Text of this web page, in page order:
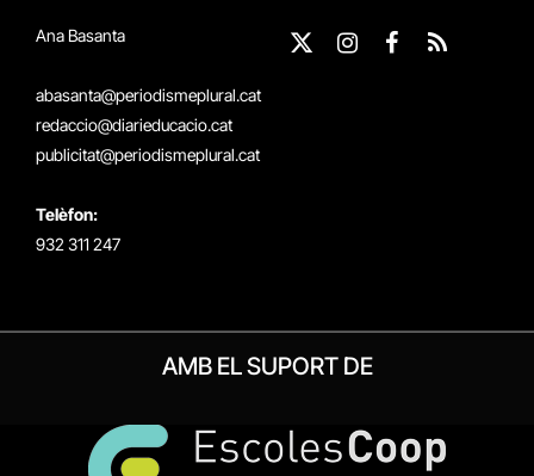
Ana Basanta
abasanta@periodismeplural.cat
redaccio@diarieducacio.cat
publicitat@periodismeplural.cat
Telèfon:
932 311 247
X
Instagram
Facebook
RSS
AMB EL SUPORT DE